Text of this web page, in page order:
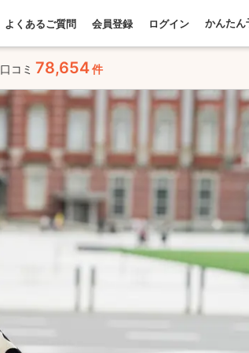
よくあるご質問 会員登録 ログイン かんたん
口コミ 78,654件